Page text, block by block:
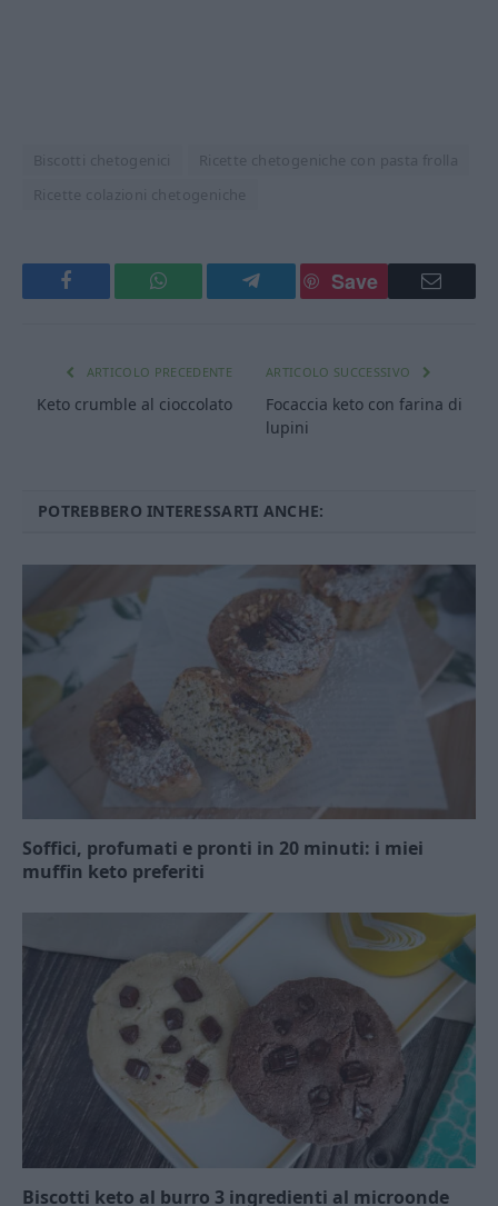
Biscotti chetogenici
Ricette chetogeniche con pasta frolla
Ricette colazioni chetogeniche
Facebook WhatsApp Telegram
Save
Email
ARTICOLO PRECEDENTE
Keto crumble al cioccolato
ARTICOLO SUCCESSIVO
Focaccia keto con farina di
lupini
POTREBBERO INTERESSARTI ANCHE:
Soffici, profumati e pronti in 20 minuti: i miei
muffin keto preferiti
Biscotti keto al burro 3 ingredienti al microonde